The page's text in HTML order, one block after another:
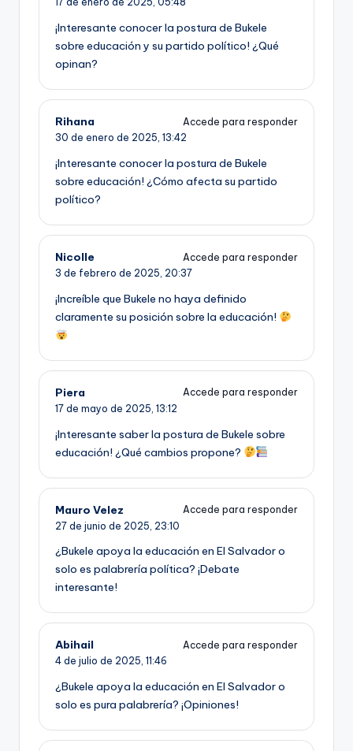
¡Interesante conocer la postura de Bukele
sobre educación y su partido político! ¿Qué
opinan?
Rihana
Accede para responder
30 de enero de 2025, 13:42
¡Interesante conocer la postura de Bukele
sobre educación! ¿Cómo afecta su partido
político?
Nicolle
Accede para responder
3 de febrero de 2025, 20:37
¡Increíble que Bukele no haya definido
claramente su posición sobre la educación!
Piera
Accede para responder
17 de mayo de 2025, 13:12
¡Interesante saber la postura de Bukele sobre
educación! ¿Qué cambios propone?
Mauro Velez
Accede para responder
27 de junio de 2025, 23:10
¿Bukele apoya la educación en El Salvador o
solo es palabrería política? ¡Debate
interesante!
Abihail
Accede para responder
4 de julio de 2025, 11:46
¿Bukele apoya la educación en El Salvador o
solo es pura palabrería? ¡Opiniones!